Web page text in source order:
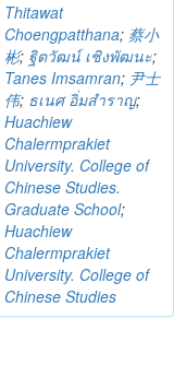
Thitawat
Choengpatthana; 蔡小
彬; ฐิตวัฒน์ เชิงพัฒนะ;
Tanes Imsamran; 尹士
伟; ธเนศ อิ่มสำราญ;
Huachiew
Chalermprakiet
University. College of
Chinese Studies.
Graduate School;
Huachiew
Chalermprakiet
University. College of
Chinese Studies